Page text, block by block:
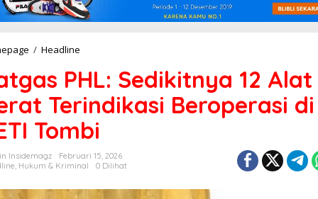
/ Headline
t
g
a
s
P
H
:
e
PHL: Sedikitnya 12 Alat
Terindikasi Beroperasi di
Tombi
Insidemagz
Februari 15, 2026
Hukum & Kriminal 0 Dilihat